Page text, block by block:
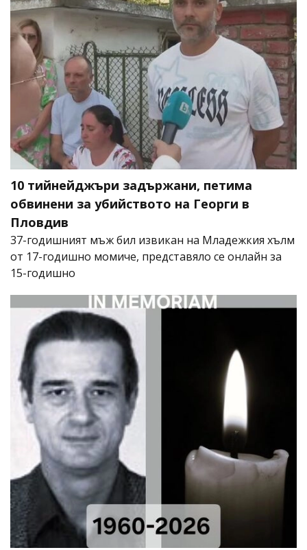
10 тийнейджъри задържани, петима
обвинени за убийството на Георги в
Пловдив
37-годишният мъж бил извикан на Младежкия хълм
от 17-годишно момиче, представяло се онлайн за
15-годишно